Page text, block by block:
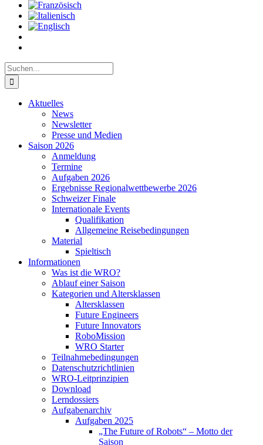
Suche
nach:
Aktuelles
News
Newsletter
Presse und Medien
Saison 2026
Anmeldung
Termine
Aufgaben 2026
Ergebnisse Regionalwettbewerbe 2026
Schweizer Finale
Internationale Events
Qualifikation
Allgemeine Reisebedingungen
Material
Spieltisch
Informationen
Was ist die WRO?
Ablauf einer Saison
Kategorien und Altersklassen
Altersklassen
Future Engineers
Future Innovators
RoboMission
WRO Starter
Teilnahmebedingungen
Datenschutzrichtlinien
WRO-Leitprinzipien
Download
Lerndossiers
Aufgabenarchiv
Aufgaben 2025
„The Future of Robots“ – Motto der
Saison